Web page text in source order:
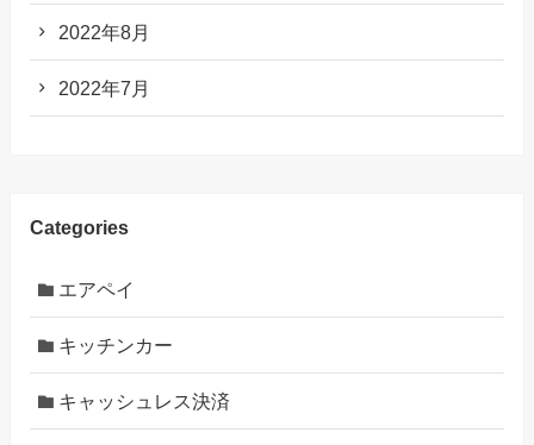
2022年8月
2022年7月
Categories
エアペイ
キッチンカー
キャッシュレス決済